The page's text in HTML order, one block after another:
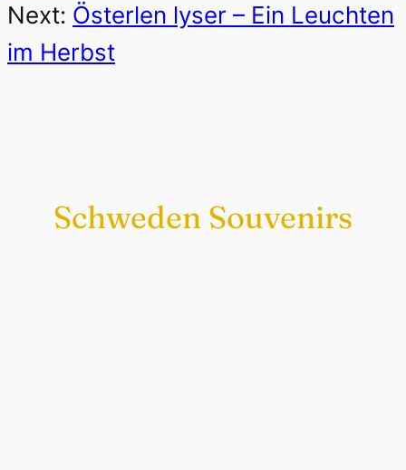
Next: Österlen lyser – Ein Leuchten
im Herbst
Schweden Souvenirs